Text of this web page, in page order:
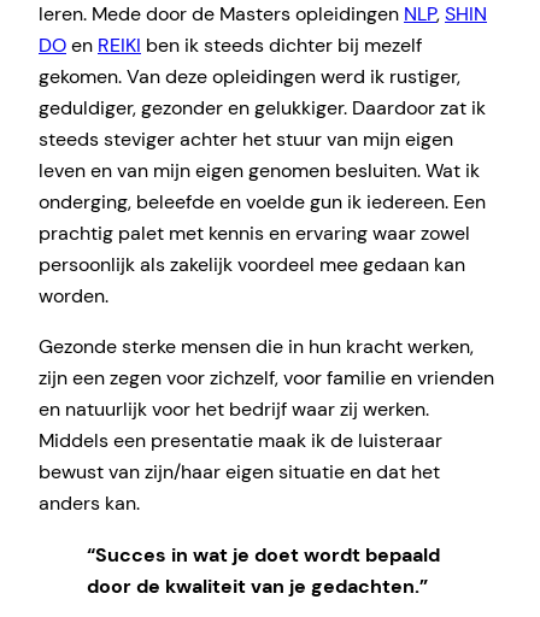
leren. Mede door de Masters opleidingen NLP,SHIN
DOen REIKI ben ik steeds dichter bij mezelf
gekomen. Van deze opleidingen werd ik rustiger,
geduldiger, gezonder en gelukkiger. Daardoor zat ik
steeds steviger achter het stuur van mijn eigen
leven en van mijn eigen genomen besluiten. Wat ik
onderging, beleefde en voelde gun ik iedereen. Een
prachtig palet met kennis en ervaring waar zowel
persoonlijk als zakelijk voordeel mee gedaan kan
worden.
Gezonde sterke mensen die in hun kracht werken,
zijn een zegen voor zichzelf, voor familie en vrienden
en natuurlijk voor het bedrijf waar zij werken.
Middels een presentatie maak ik de luisteraar
bewust van zijn/haar eigen situatie en dat het
anders kan.
“Succes in wat je doet wordt bepaald
door de kwaliteit van je gedachten.”